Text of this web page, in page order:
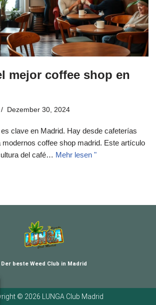
mejor coffee shop en
Dezember 30, 2024
clave en Madrid. Hay desde cafeterías
modernos coffee shop madrid. Este artículo
del café… Mehr lesen "
Der beste Weed Club in Madrid
© 2026 LUNGA Club Madrid